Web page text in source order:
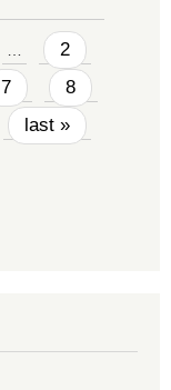
…
2
7
8
last »